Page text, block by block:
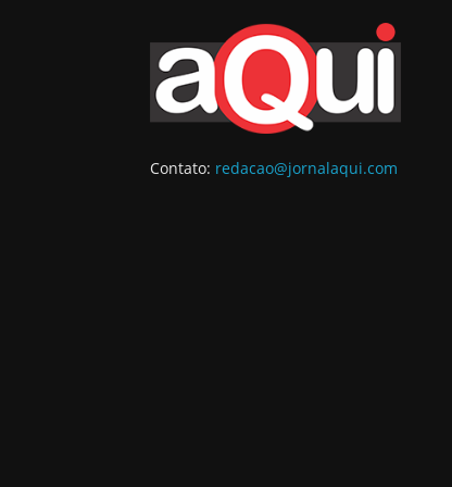
Contato: redacao@jornalaqui.com